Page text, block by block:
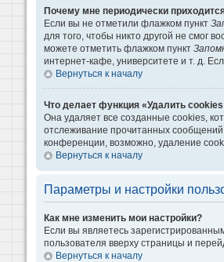
Почему мне периодически
Если вы не отметили флажком пункт
для того, чтобы никто другой не смог
можете отметить флажком пункт
интернет-кафе, университете и т. д.
Вернуться к началу
Что делает функция «Удалить
Она удаляет все созданные cookies,
отслеживание прочитанных
конференции, возможно, удаление
Вернуться к началу
Параметры и настройки
Как мне изменить мои настройки?
Если вы являетесь
пользователя вверху страницы и
Вернуться к началу